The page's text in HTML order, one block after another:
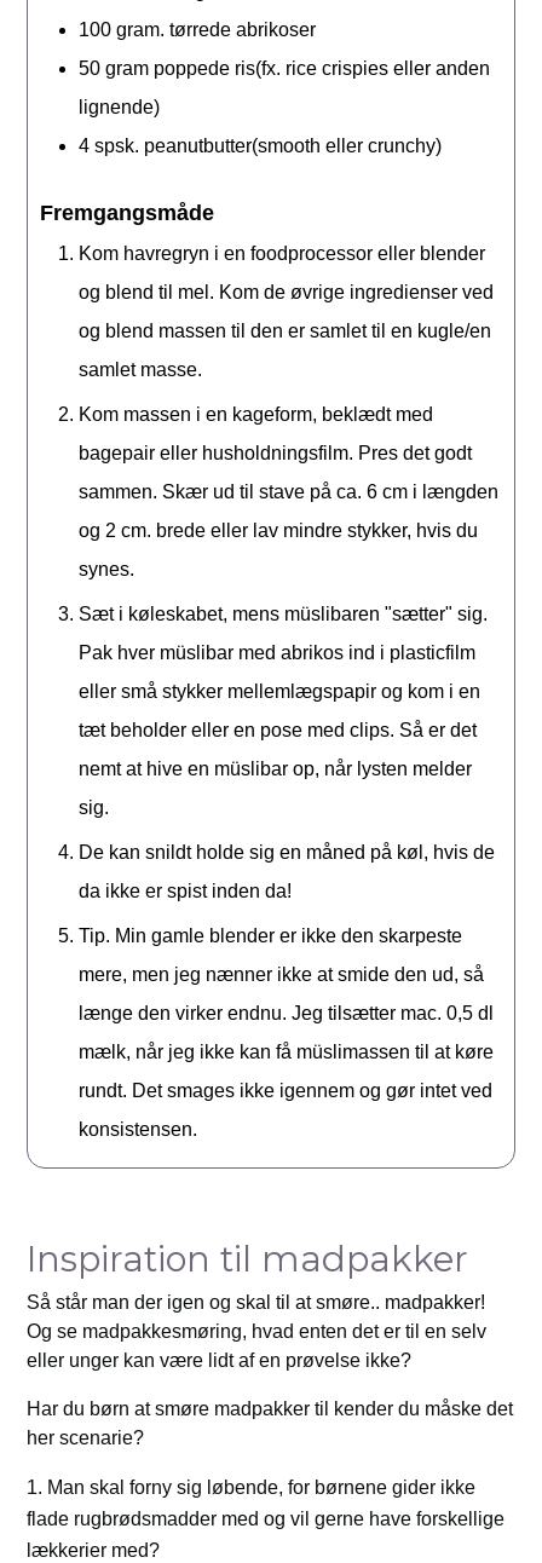
100 gram. tørrede abrikoser
50 gram poppede ris(fx. rice crispies eller anden
lignende)
4 spsk. peanutbutter(smooth eller crunchy)
Fremgangsmåde
Kom havregryn i en foodprocessor eller blender
og blend til mel. Kom de øvrige ingredienser ved
og blend massen til den er samlet til en kugle/en
samlet masse.
Kom massen i en kageform, beklædt med
bagepair eller husholdningsfilm. Pres det godt
sammen. Skær ud til stave på ca. 6 cm i længden
og 2 cm. brede eller lav mindre stykker, hvis du
synes.
Sæt i køleskabet, mens müslibaren "sætter" sig.
Pak hver müslibar med abrikos ind i plasticfilm
eller små stykker mellemlægspapir og kom i en
tæt beholder eller en pose med clips. Så er det
nemt at hive en müslibar op, når lysten melder
sig.
De kan snildt holde sig en måned på køl, hvis de
da ikke er spist inden da!
Tip. Min gamle blender er ikke den skarpeste
mere, men jeg nænner ikke at smide den ud, så
længe den virker endnu. Jeg tilsætter mac. 0,5 dl
mælk, når jeg ikke kan få müslimassen til at køre
rundt. Det smages ikke igennem og gør intet ved
konsistensen.
Inspiration til madpakker
Så står man der igen og skal til at smøre.. madpakker!
Og se madpakkesmøring, hvad enten det er til en selv
eller unger kan være lidt af en prøvelse ikke?
Har du børn at smøre madpakker til kender du måske det
her scenarie?
Man skal forny sig løbende, for børnene gider ikke
flade rugbrødsmadder med og vil gerne have forskellige
lækkerier med?